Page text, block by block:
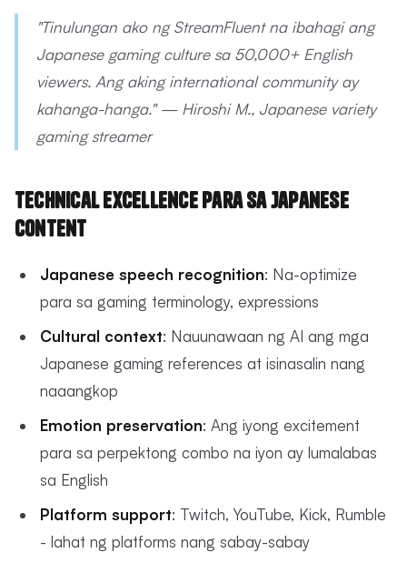
"Tinulungan ako ng StreamFluent na ibahagi ang
Japanese gaming culture sa 50,000+ English
viewers. Ang aking international community ay
kahanga-hanga." — Hiroshi M., Japanese variety
gaming streamer
Technical Excellence para sa Japanese
Content
Japanese speech recognition: Na-optimize
para sa gaming terminology, expressions
Cultural context: Nauunawaan ng AI ang mga
Japanese gaming references at isinasalin nang
naaangkop
Emotion preservation: Ang iyong excitement
para sa perpektong combo na iyon ay lumalabas
sa English
Platform support: Twitch, YouTube, Kick, Rumble
- lahat ng platforms nang sabay-sabay